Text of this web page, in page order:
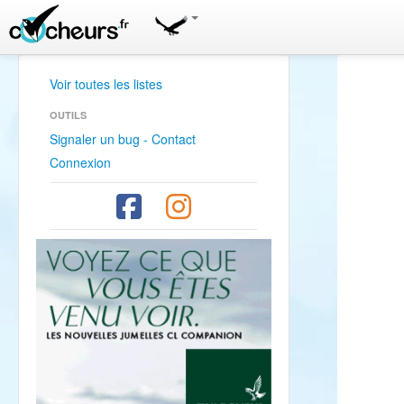
Voir toutes les listes
OUTILS
Signaler un bug - Contact
Connexion